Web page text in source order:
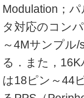
Modulation；
タ対応のコン
～4Mサンプル
る．また，
は18ピン～44